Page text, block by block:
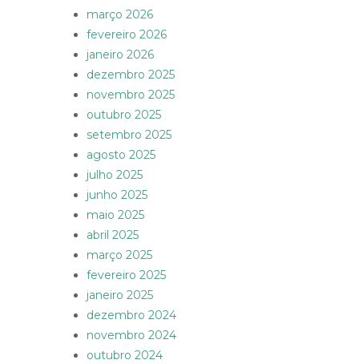
março 2026
fevereiro 2026
janeiro 2026
dezembro 2025
novembro 2025
outubro 2025
setembro 2025
agosto 2025
julho 2025
junho 2025
maio 2025
abril 2025
março 2025
fevereiro 2025
janeiro 2025
dezembro 2024
novembro 2024
outubro 2024